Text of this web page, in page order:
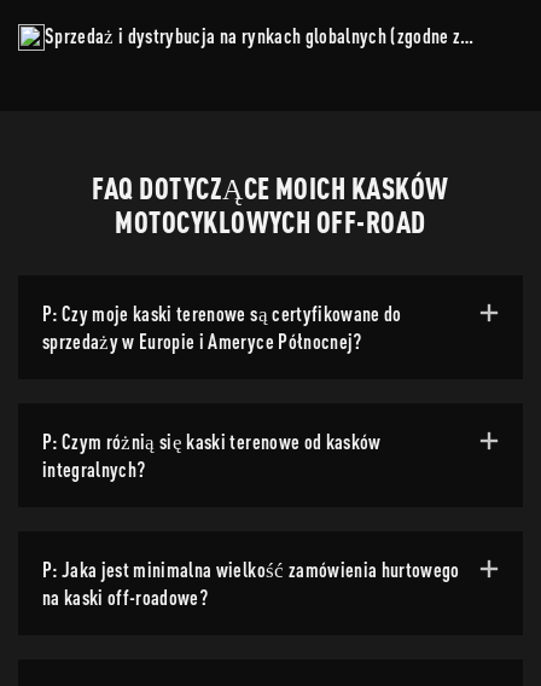
Sprzedaż i dystrybucja na rynkach globalnych (zgodne z
FAQ DOTYCZĄCE MOICH KASKÓW
MOTOCYKLOWYCH OFF-ROAD
P: Czy moje kaski terenowe są certyfikowane do
sprzedaży w Europie i Ameryce Północnej?
P: Czym różnią się kaski terenowe od kasków
integralnych?
P: Jaka jest minimalna wielkość zamówienia hurtowego
na kaski off-roadowe?